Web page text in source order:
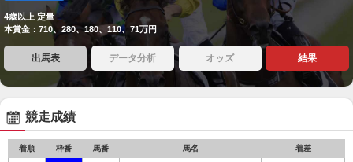
4歳以上 定量
本賞金：710、280、180、110、71万円
出馬表 データ分析 オッズ 結果
競走成績
着順 枠番 馬番 馬名 着差